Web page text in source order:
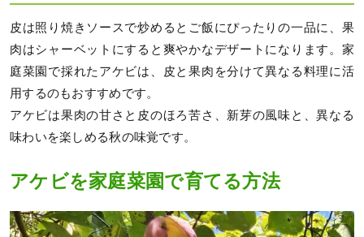
皮は照り焼きソースで炒めるとご飯にぴったりの一品に、果
肉はシャーベットにすると爽やかなデザートになります。家
庭菜園で採れたアケビは、皮と果肉を分けて異なる料理に活
用するのもおすすめです。
アケビは果肉の甘さと皮のほろ苦さ、新芽の風味と、異なる
味わいを楽しめる秋の味覚です。
アケビを家庭菜園で育てる方法